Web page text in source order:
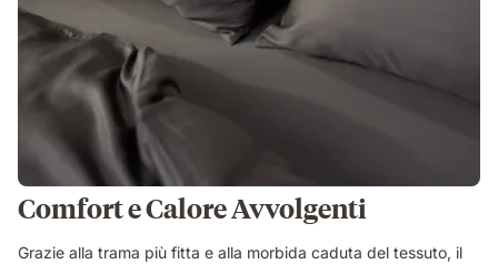
Comfort e Calore Avvolgenti
Grazie alla trama più fitta e alla morbida caduta del tessuto, il